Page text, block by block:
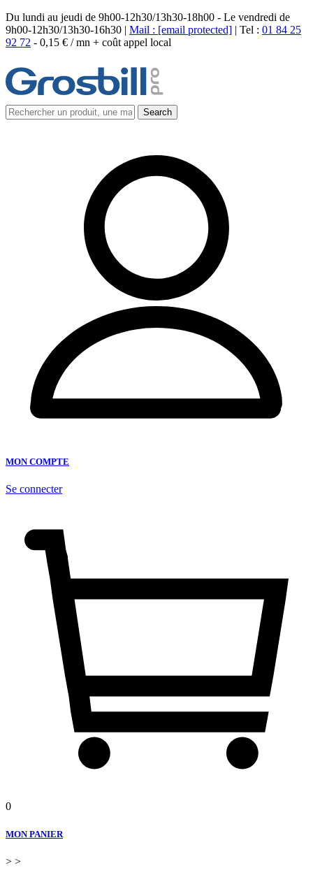
Du lundi au jeudi de 9h00-12h30/13h30-18h00 - Le vendredi de
9h00-12h30/13h30-16h30 | Mail : [email protected] | Tel : 01 84 25
92 72 - 0,15 € / mn + coût appel local
MON COMPTE
Se connecter
0
MON PANIER
> >